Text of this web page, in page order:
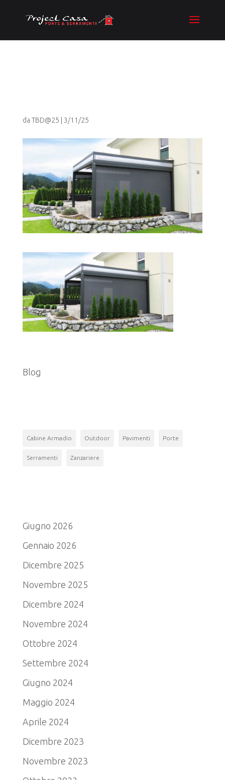
da TBD@25 3/11/25
Blog
Cabine Armadio Outdoor Pavimenti Porte
Serramenti Zanzariere
Giugno 2026
Gennaio 2026
Dicembre 2025
Novembre 2025
Dicembre 2024
Novembre 2024
Ottobre 2024
Settembre 2024
Giugno 2024
Maggio 2024
Aprile 2024
Dicembre 2023
Novembre 2023